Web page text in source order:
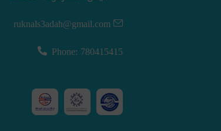
ruknals3adah@gmail.com
Phone: 780415415